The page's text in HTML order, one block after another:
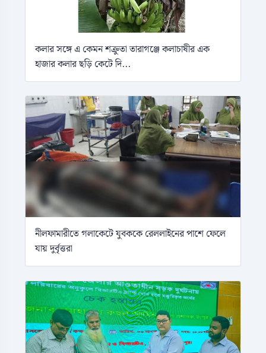
কলার সঙ্গে এ কেমন শক্রুতা তারাগঞ্জে কলাচাষীর এক
হাজার কলার ছড়ি কেটে দি...
নীলফামারীতে গলাকেটে যুবককে রেললাইনের পাশে ফেলে
যায় দুর্বৃত্তরা